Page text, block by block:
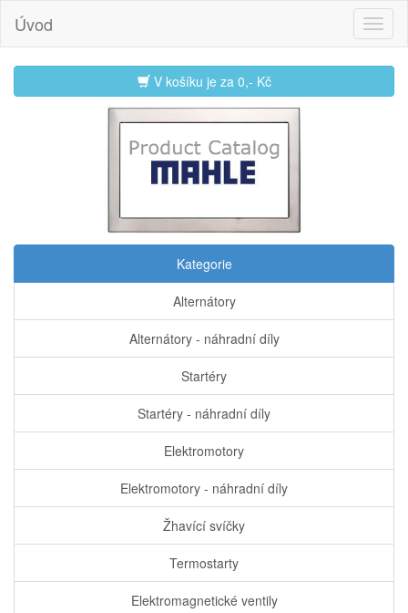
Úvod
V košíku je za 0,- Kč
Kategorie
Alternátory
Alternátory - náhradní díly
Startéry
Startéry - náhradní díly
Elektromotory
Elektromotory - náhradní díly
Žhavící svíčky
Termostarty
Elektromagnetické ventily